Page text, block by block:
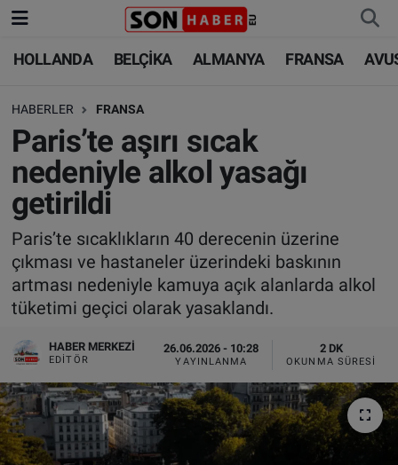
HOLLANDA BELÇİKA ALMANYA FRANSA
HABERLER FRANSA
Paris’te aşırı sıcak
nedeniyle alkol yasağı
getirildi
Paris’te sıcaklıkların 40 derecenin üzerine
çıkması ve hastaneler üzerindeki baskının
artması nedeniyle kamuya açık alanlarda alkol
tüketimi geçici olarak yasaklandı.
HABER MERKEZI
EDITÖR
26.06.2026 - 10:28
YAYINLANMA
2 DK
OKUNMA SÜRESI
HOLLANDA
BELÇİKA
ALMANYA
FRANSA
AVUSTURYA
SAĞLIK - YAŞAM
BİLİM-TEKNOLOJİ
HOLLANDA
BELÇİKA
ALMANYA
TÜRKİYE
DÜNYA
BİLİM-TEKNOLOJİ
SAĞLIK
FOTO GALERİ
VIDEO GALERİ
Nöbetçi Eczaneler
Hava Durumu
Trafik Durumu
Süper Lig Puan Durumu ve Fikstür
Tüm Manşetler
Son Dakika Haberleri
Haber Arşivi